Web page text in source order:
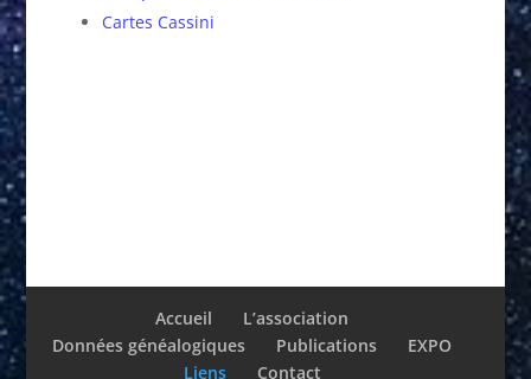
Cartes Cassini
Accueil
L’association
Données généalogiques
Publications
EXPO
Liens
Contact